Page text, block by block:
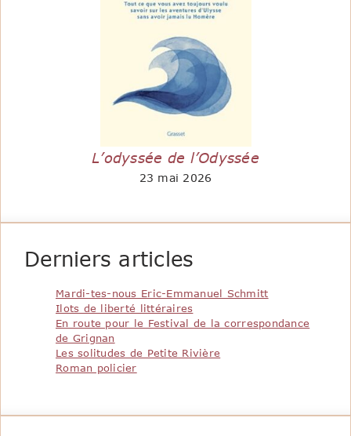
L’odyssée de l’Odyssée
23 mai 2026
Derniers articles
Mardi-tes-nous Eric-Emmanuel Schmitt
Ilots de liberté littéraires
En route pour le Festival de la correspondance
de Grignan
Les solitudes de Petite Rivière
Roman policier